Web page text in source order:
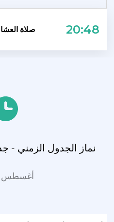
صلاة 20:48
نماز الجدول الزمني -
أغسطس 2026